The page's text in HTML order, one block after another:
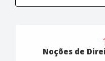
Noções de